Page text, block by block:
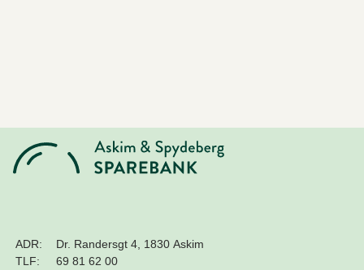
ADR:
Dr. Randersgt 4, 1830 Askim
TLF:
69 81 62 00